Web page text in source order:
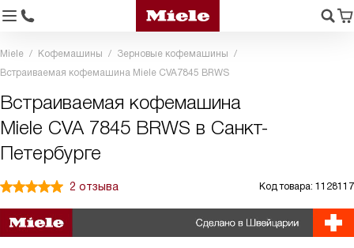
Miele Кофемашины
Зерновые кофемашины
Встраиваемая кофемашина Miele CVA7845 BRWS
Встраиваемая кофемашина
Miele CVA 7845 BRWS в Санкт-
Петербурге
2 отзыва Код товара: 1128117